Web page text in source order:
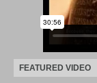
FEATURED VIDEO